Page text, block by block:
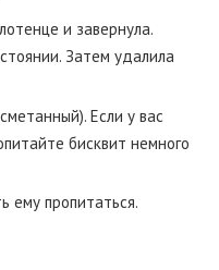
и завернула.
Затем удалила
Если у вас
бисквит немного
ему пропитаться.